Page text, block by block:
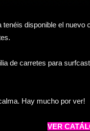
tenéis disponible el
de carretes para
Hay mucho por ver!
VER